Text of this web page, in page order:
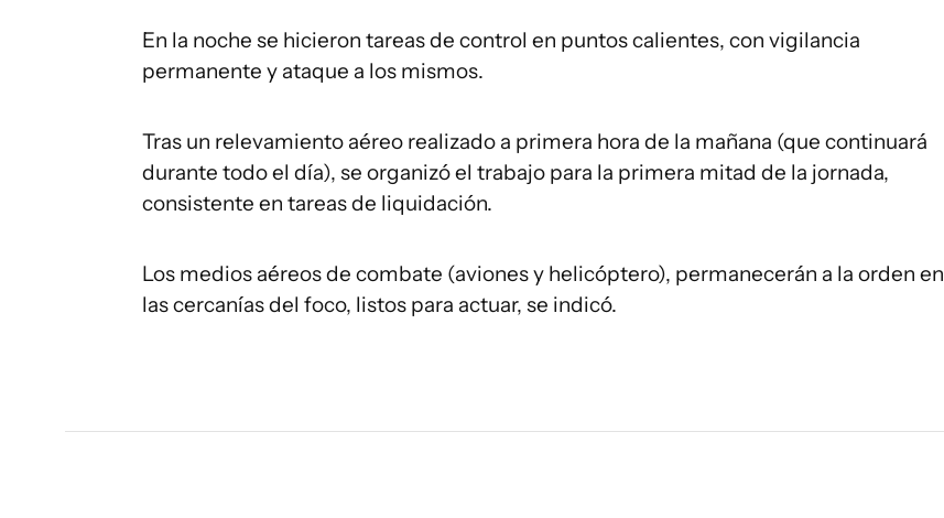
En la noche se hicieron tareas de control en puntos calientes, con vigilancia
permanente y ataque a los mismos.
Tras un relevamiento aéreo realizado a primera hora de la mañana (que continuará
durante todo el día), se organizó el trabajo para la primera mitad de la jornada,
consistente en tareas de liquidación.
Los medios aéreos de combate (aviones y helicóptero), permanecerán a la orden en
las cercanías del foco, listos para actuar, se indicó.